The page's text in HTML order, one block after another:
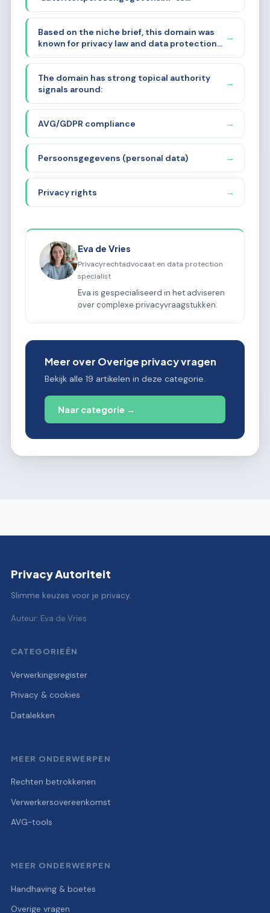
understand its history, backlinks, and
mentions. The domain name itself strongly
suggests it was related to the Dutch Data
Protection Authority (Autoriteit
Persoonsgegevens). Let me analyze the
niche brief provided and determine the
optimal sub-sub-niche.
Based on the niche brief, this domain was
known for privacy law and data protection
in the Netherlands. The name "Autoriteit
Persoonsgegevens" is literally the Dutch
Data Protection Authority (AP).
→
The domain has strong topical authority
signals around:
→
AVG/GDPR compliance →
Persoonsgegevens (personal data) →
Privacy rights →
Eva de Vries
Privacyrechtadvocaat en data protection
specialist
Eva is gespecialiseerd in het adviseren
over complexe privacyvraagstukken.
Meer over Overige privacy vragen
Bekijk alle 19 artikelen in deze categorie.
Naar categorie →
Privacy Autoriteit
Slimme keuzes voor je privacy.
Auteur: Eva de Vries
CATEGORIEËN
Verwerkingsregister
Privacy & cookies
Datalekken
MEER ONDERWERPEN
Rechten betrokkenen
Verwerkersovereenkomst
AVG-tools
MEER ONDERWERPEN
Handhaving & boetes
Overige vragen